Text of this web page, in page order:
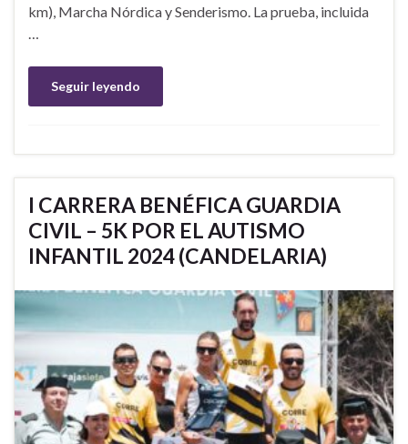
km), Marcha Nórdica y Senderismo. La prueba, incluida
…
Seguir leyendo
I CARRERA BENÉFICA GUARDIA
CIVIL – 5K POR EL AUTISMO
INFANTIL 2024 (CANDELARIA)